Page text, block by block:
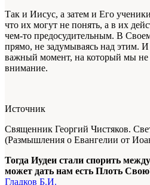
Так и Иисус, а затем и Его
что их могут не понять, а в их
чем-то предосудительным. В
прямо, не задумываясь над этим.
важный момент, на который мы не
внимание.
Источник
Священник Георгий Чистяков.
(Размышления о Евангелии от
Тогда Иудеи стали спорить
может дать нам есть Плоть
Гладков Б.И.